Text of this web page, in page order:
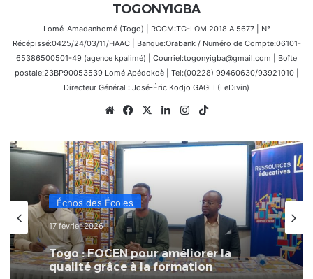
TOGONYIGBA
Lomé-Amadanhomé (Togo) | RCCM:TG-LOM 2018 A 5677 | N°
Récépissé:0425/24/03/11/HAAC | Banque:Orabank / Numéro de Compte:06101-
65386500501-49 (agence kpalimé) | Courriel:togonyigba@gmail.com | Boîte
postale:23BP90053539 Lomé Apédokoè | Tel:(00228) 99460630/93921010 |
Directeur Général : José-Éric Kodjo GAGLI (LeDivin)
WebsiteFacebook
X LinkedinInstagram
Échos des Écoles
17 février 2026
Togo : FOCEN pour améliorer la
qualité grâce à la formation
continue des enseignants